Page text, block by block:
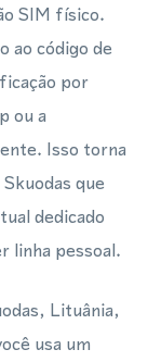
SIM físico.
ao código de
por
ou a
Isso torna
que
dedicado
linha pessoal.
Lituânia,
usa um